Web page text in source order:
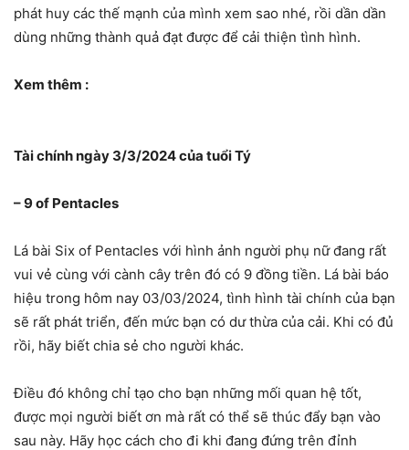
phát huy các thế mạnh của mình xem sao nhé, rồi dần dần
dùng những thành quả đạt được để cải thiện tình hình.
Xem thêm :
Tài chính ngày 3/3/2024 của tuổi Tý
– 9 of Pentacles
Lá bài Six of Pentacles với hình ảnh người phụ nữ đang rất
vui vẻ cùng với cành cây trên đó có 9 đồng tiền. Lá bài báo
hiệu trong hôm nay 03/03/2024, tình hình tài chính của bạn
sẽ rất phát triển, đến mức bạn có dư thừa của cải. Khi có đủ
rồi, hãy biết chia sẻ cho người khác.
Điều đó không chỉ tạo cho bạn những mối quan hệ tốt,
được mọi người biết ơn mà rất có thể sẽ thúc đẩy bạn vào
sau này. Hãy học cách cho đi khi đang đứng trên đỉnh